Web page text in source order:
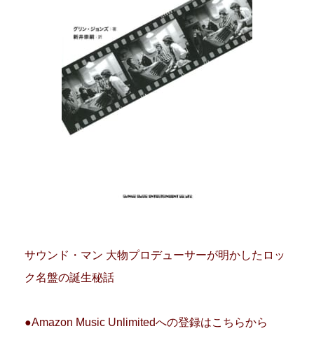
サウンド・マン 大物プロデューサーが明かしたロッ
ク名盤の誕生秘話
●Amazon Music Unlimitedへの登録はこちらから